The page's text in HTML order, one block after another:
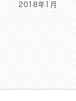
2018年1月